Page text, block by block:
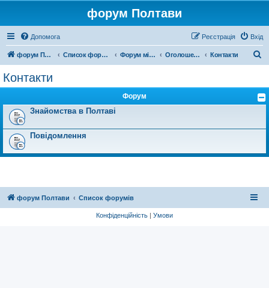
форум Полтави
Допомога Вхід
Реєстрація
форум Полтави Список форумів Форум міста Полтава Оголошення міста Полтава Контакти
у
Контакти
Форум
Знайомства в Полтаві
Повідомлення
форум Полтави Список форумів
Конфіденційність | Умови